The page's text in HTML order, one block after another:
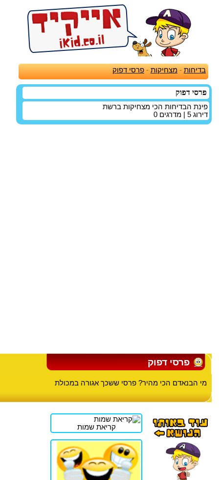
בדיחות -מצחיקות -פרסי דפוק
פרסי דפוק
פינת הבדיחות הכי מצחיקות ברשת
דירוג 5 | מדרגים 0
פרסי דפוק
מי הבנאדם הכי מהיר? פרסי ששכך אגורה במכולת
קריאת שמות